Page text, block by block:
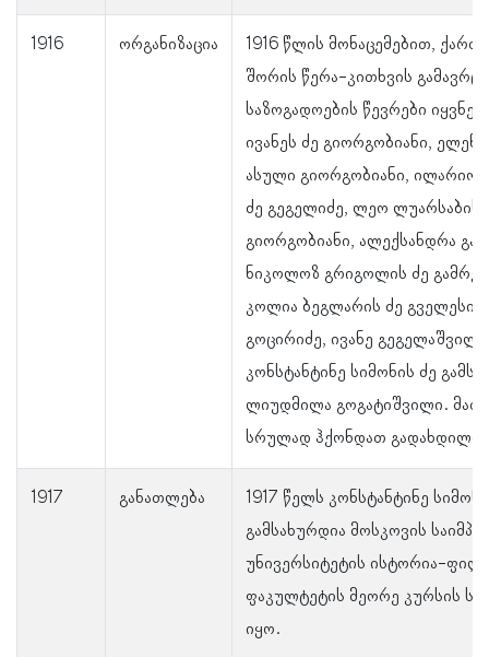
1916 ორგანიზაცია
1916 წლის მონაცემებით,
შორის წერა-კითხვის
საზოგადოების წევრები
ივანეს ძე გიორგობიანი,
ასული გიორგობიანი,
ძე გეგელიძე, ლეო ლუარსაბის
გიორგობიანი, ალექსანდრა
ნიკოლოზ გრიგოლის ძე
კოლია ბეგლარის ძე
გოცირიძე, ივანე
კონსტანტინე სიმონის ძე
ლიუდმილა გოგატიშვილი. მათ
სრულად ჰქონდათ გადახდილი.
1917 განათლება
1917 წელს კონსტანტინე
გამსახურდია მოსკოვის
უნივერსიტეტის ისტორია-
ფაკულტეტის მეორე კურსის
იყო.